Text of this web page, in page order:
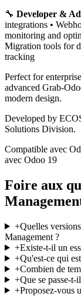
🔧 Developer &
integrations •
monitoring and
Migration tools for
tracking
Perfect for
advanced Grab-
modern design.
Developed by
Solutions Division.
Compatible avec
avec Odoo 19
Foire aux
+Quelles
Management ?
+Existe-t-il un
+Qu'est-ce qui
+Combien de
+Que se passe-t-
+Proposez-vous